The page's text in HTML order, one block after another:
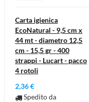
Carta igienica
EcoNatural - 9,5 cm x
44 mt - diametro 12,5
cm - 15,5 gr - 400
strappi - Lucart - pacco
4 rotoli
2,36 €
Spedito da